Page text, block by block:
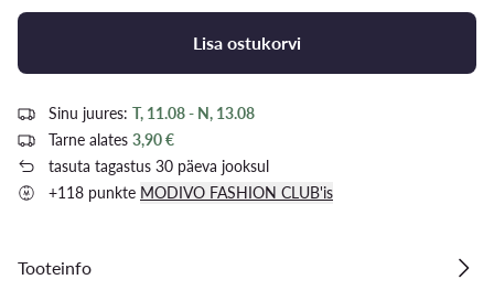
Lisa ostukorvi
Sinu juures: T, 11.08 - N, 13.08
Tarne alates 3,90 €
tasuta tagastus 30 päeva jooksul
+118 punkte MODIVO FASHION CLUB'is
Tooteinfo